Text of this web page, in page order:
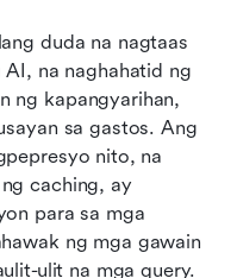
duda na nagtaas
na naghahatid ng
ng kapangyarihan,
sa gastos. Ang
nito, na
caching, ay
para sa mga
ng mga gawain
ulit na mga query.